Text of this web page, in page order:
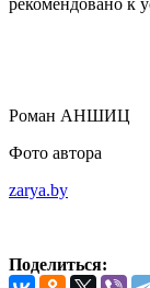
Роман АНШИЦ
Фото автора
zarya.by
Поделиться: